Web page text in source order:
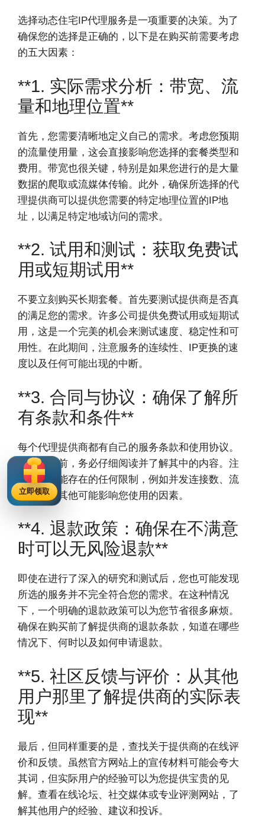
选择动态住宅IP代理服务是一项重要的决策。为了
确保您的选择是正确的，以下是在购买前需要考虑
的五大因素：
**1. 实际需求分析：带宽、流
量和地理位置**
首先，您需要清晰地定义自己的需求。考虑您预期
的流量使用量，这会直接影响您选择的套餐类型和
费用。带宽也很关键，特别是如果您进行的是大量
数据的爬取或流媒体传输。此外，确保所选择的代
理提供商可以提供您需要的特定地理位置的IP地
址，以满足特定地域访问的需求。
**2. 试用和测试：获取免费试
用或短期试用**
不要立刻购买长期套餐。首先要测试提供商是否真
的满足您的需求。许多公司提供免费试用或短期试
用，这是一个完美的机会来测试速度、稳定性和可
用性。在此期间，注意服务的连续性、IP更换的速
度以及任何可能出现的中断。
**3. 合同与协议：确保了解所
有条款和条件**
每个代理提供商都有自己的服务条款和使用协议。
在购买之前，务必仔细阅读并了解其中的内容。注
意其中可能存在的任何限制，例如并发连接数、流
量限制或其他可能影响您使用的因素。
**4. 退款政策：确保在不满意
时可以无风险退款**
即使在进行了深入的研究和测试后，您也可能发现
所选的服务并不完全符合您的需求。在这种情况
下，一个明确的退款政策可以为您节省很多麻烦。
确保在购买前了解提供商的退款条款，知道在哪些
情况下、何时以及如何申请退款。
**5. 社区反馈与评价：从其他
用户那里了解提供商的实际表
现**
最后，但同样重要的是，查找关于提供商的在线评
价和反馈。虽然官方网站上的宣传材料可能会夸大
其词，但实际用户的经验可以为您提供宝贵的见
解。查看在线论坛、社交媒体或专业评测网站，了
解其他用户的经验、建议和投诉。
立即领取